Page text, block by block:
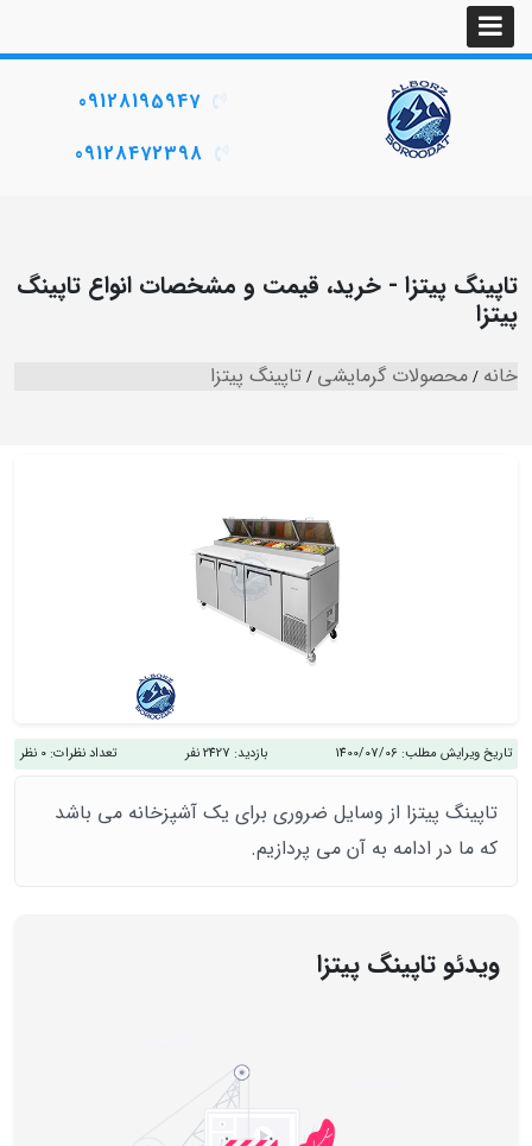
09128195947
09128472398
تاپینگ پیتزا - خرید، قیمت و مشخصات انواع تاپینگ
پیتزا
خانه محصولات گرمایشی تاپینگ پیتزا
تاریخ ویرایش مطلب: 1400/07/06 بازدید: 2427 نفر تعداد نظرات: 0 نظر
تاپینگ پیتزا از وسایل ضروری برای یک آشپزخانه می باشد
که ما در ادامه به آن می پردازیم.
ویدئو تاپینگ پیتزا